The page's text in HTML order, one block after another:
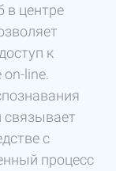
в центре
к
line.
связывает
с
процесс